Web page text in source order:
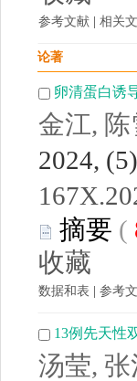
参考文献 相关
论著
卵清蛋白诱
金江,
2024,
摘要 (
收藏
数据和表 参考
13例先天性
汤莹,